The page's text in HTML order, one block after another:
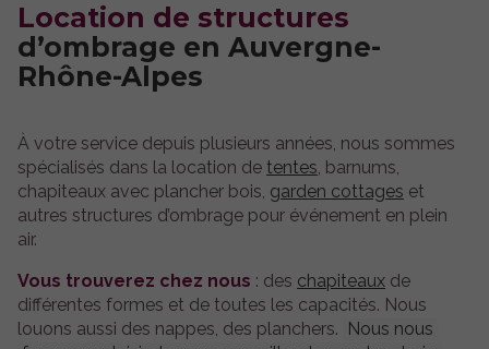
Location de structures
d’ombrage en Auvergne-
Rhône-Alpes
À votre service depuis plusieurs années, nous sommes
spécialisés dans la location de tentes, barnums,
chapiteaux avec plancher bois, garden cottages et
autres structures d’ombrage pour événement en plein
air.
Vous trouverez chez nous : des chapiteaux de
différentes formes et de toutes les capacités. Nous
louons aussi des nappes, des planchers. Nous nous